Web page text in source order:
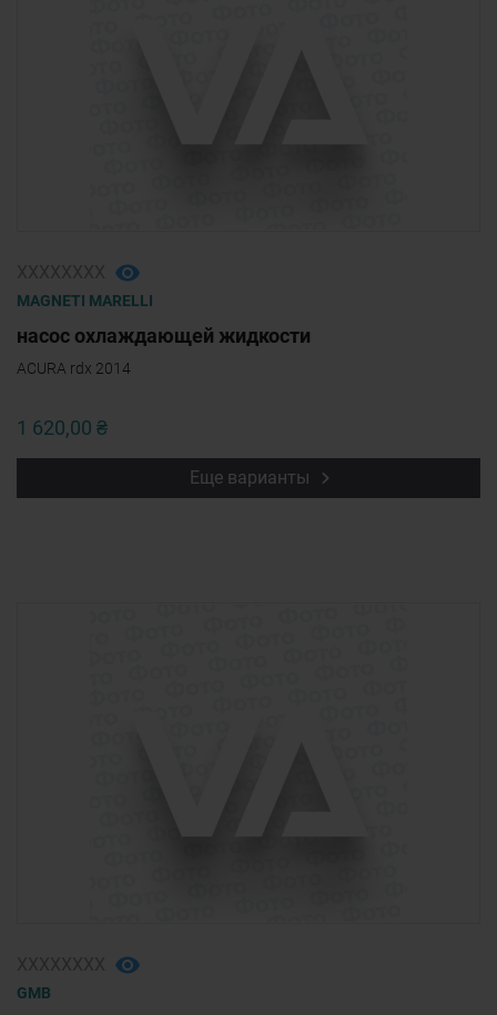
MAGNETI MARELLI
насос охлаждающей жидкости
ACURA rdx 2014
1 620,00 ₴
Еще варианты
GMB